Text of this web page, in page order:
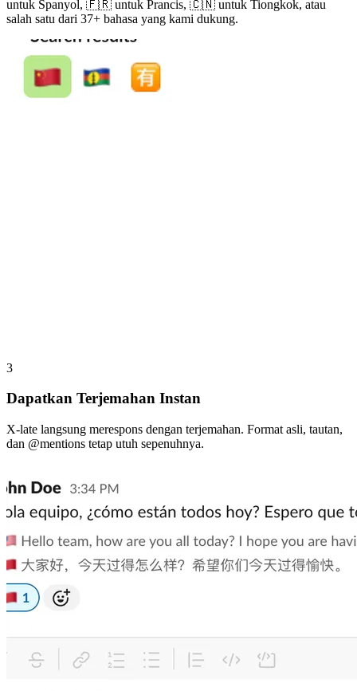
untuk Spanyol, 🇫🇷 untuk Prancis, 🇨🇳 untuk Tiongkok, atau
salah satu dari 37+ bahasa yang kami dukung.
3
Dapatkan Terjemahan Instan
X-late langsung merespons dengan terjemahan. Format asli, tautan,
dan @mentions tetap utuh sepenuhnya.